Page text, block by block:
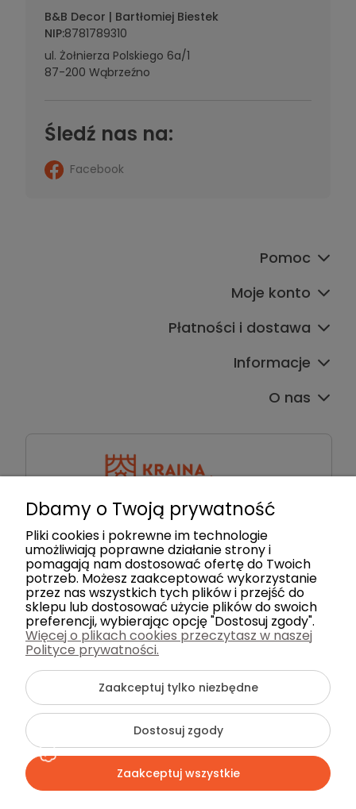
B&B Decor | Bartłomiej Biestek
NIP:8781789310
ul. Żołnierza Polskiego 6a/1
87-200 Wąbrzeźno
Śledź nas na:
Facebook
Pomoc
Moje konto
Płatności i dostawa
Informacje
O nas
+48 884 111 844
Napisz do nas!
©2026 Wszelkie Prawa Zastrzeżone | Kraina
Dywanów
Szablon Flex byEcommercy
Pokaż pełną wersję strony
Sklep internetowy Shoper Premium
Dbamy o Twoją prywatność
Pliki cookies i pokrewne im technologie
umożliwiają poprawne działanie strony i
pomagają nam dostosować ofertę do Twoich
potrzeb. Możesz zaakceptować wykorzystanie
przez nas wszystkich tych plików i przejść do
sklepu lub dostosować użycie plików do swoich
preferencji, wybierając opcję "Dostosuj zgody".
Więcej o plikach cookies przeczytasz w naszej
Polityce prywatności.
Zaakceptuj tylko niezbędne
Dostosuj zgody
Zaakceptuj wszystkie